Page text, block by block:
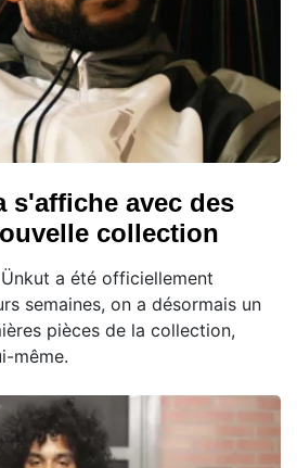
s'affiche avec des
collection
a été officiellement
semaines, on a désormais un
pièces de la collection,
même.